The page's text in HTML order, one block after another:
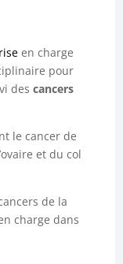
en charge
pour
des cancers
le cancer de
et du col
de la
charge dans